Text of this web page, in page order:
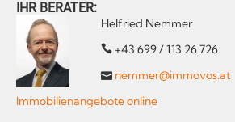
IHR BERATER:
Helfried Nemmer
+43 699 / 113 26 726
nemmer@immovos.at
Immobilienangebote online